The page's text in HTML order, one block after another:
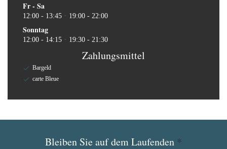
Fr- Sa
12:00 - 13:45 • 19:00 - 22:00
Sonntag
12:00 - 14:15 • 19:30 - 21:30
Zahlungsmittel
Bargeld
carte Bleue
Bleiben Sie auf dem Laufenden *